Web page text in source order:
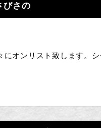
びさの
オンリスト致します。シ